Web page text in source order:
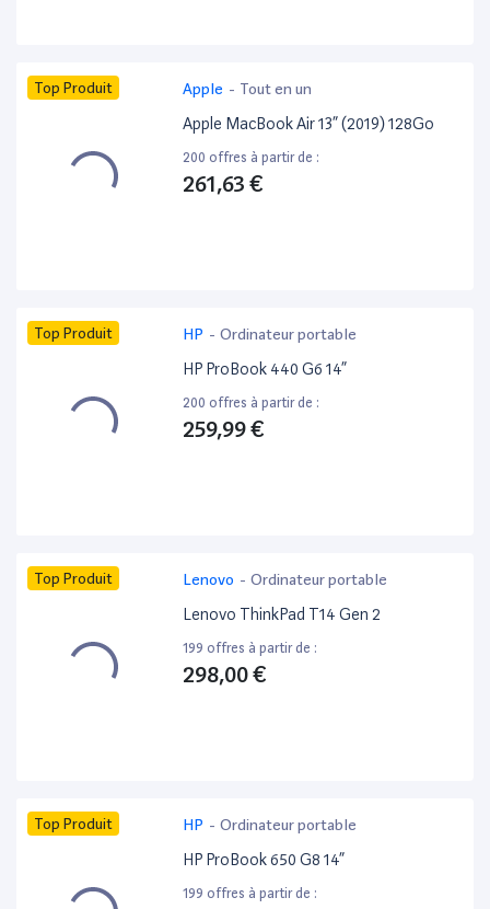
Top Produit Apple - Tout en un
Apple MacBook Air 13” (2019) 128Go
200 offres à partir de :
261,63 €
Top Produit HP - Ordinateur portable
HP ProBook 440 G6 14”
200 offres à partir de :
259,99 €
Top Produit Lenovo - Ordinateur portable
Lenovo ThinkPad T14 Gen 2
199 offres à partir de :
298,00 €
Top Produit HP - Ordinateur portable
HP ProBook 650 G8 14”
199 offres à partir de :